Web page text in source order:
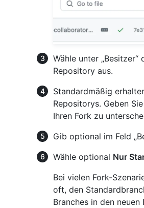
Wähle unter
Repository aus.
Standardmäßig
Repositorys. Geben
Ihren Fork zu
Gib optional im Feld
Wähle optional Nur
Bei vielen Fork-
oft, den
Branches in den